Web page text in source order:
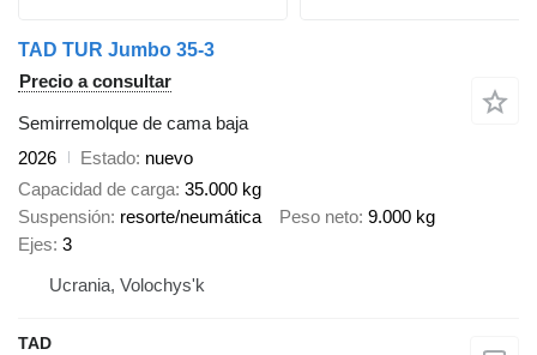
TAD TUR Jumbo 35-3
Precio a consultar
Semirremolque de cama baja
2026
Estado nuevo
Capacidad de carga 35.000 kg
Suspensión resorte/neumática Peso neto 9.000 kg
Ejes 3
Ucrania, Volochys'k
TAD